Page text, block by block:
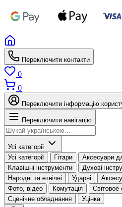
Переключити контакти
0
0
Переключити інформацію
Переключити навігацію
Усі категорії
Усі категорії
Гітари Аксесуари
Клавішні інструменти
Духові
Народні та етнічні
Ударні
Фото, відео
Комутація
Світовое
Сценічне обладнання
Уцінка